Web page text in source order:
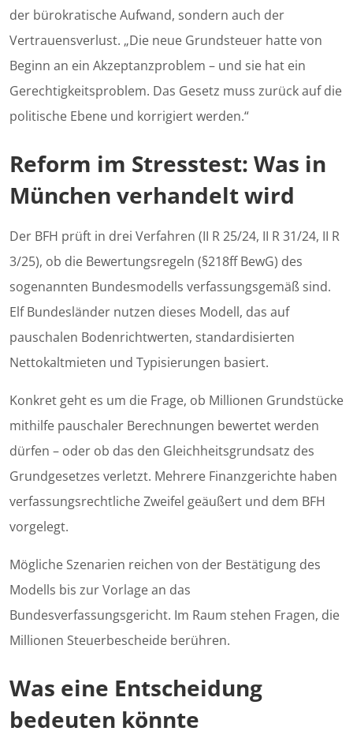
der bürokratische Aufwand, sondern auch der
Vertrauensverlust. „Die neue Grundsteuer hatte von
Beginn an ein Akzeptanzproblem – und sie hat ein
Gerechtigkeitsproblem. Das Gesetz muss zurück auf die
politische Ebene und korrigiert werden.“
Reform im Stresstest: Was in
München verhandelt wird
Der BFH prüft in drei Verfahren (II R 25/24, II R 31/24, II R
3/25), ob die Bewertungsregeln (§218ff BewG) des
sogenannten Bundesmodells verfassungsgemäß sind.
Elf Bundesländer nutzen dieses Modell, das auf
pauschalen Bodenrichtwerten, standardisierten
Nettokaltmieten und Typisierungen basiert.
Konkret geht es um die Frage, ob Millionen Grundstücke
mithilfe pauschaler Berechnungen bewertet werden
dürfen – oder ob das den Gleichheitsgrundsatz des
Grundgesetzes verletzt. Mehrere Finanzgerichte haben
verfassungsrechtliche Zweifel geäußert und dem BFH
vorgelegt.
Mögliche Szenarien reichen von der Bestätigung des
Modells bis zur Vorlage an das
Bundesverfassungsgericht. Im Raum stehen Fragen, die
Millionen Steuerbescheide berühren.
Was eine Entscheidung
bedeuten könnte